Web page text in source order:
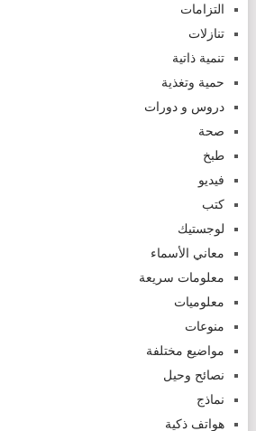
التزامات
تنازلات
تنمية ذاتية
حمية وتغذية
دروس و دورات
صحة
طبخ
فيديو
كتب
لوجستيك
معاني الأسماء
معلومات سريعة
معلوميات
منوعات
مواضيع مختلفة
نصائح وحيل
نماذج
هواتف ذكية